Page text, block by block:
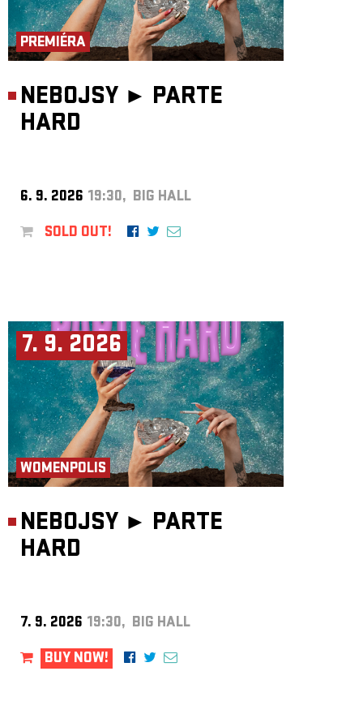
PREMIÉRA
NEBOJSY ► PARTE
HARD
6. 9. 2026 19:30, BIG HALL
SOLD OUT!
7. 9. 2026
WOMENPOLIS
NEBOJSY ► PARTE
HARD
7. 9. 2026 19:30, BIG HALL
BUY NOW!